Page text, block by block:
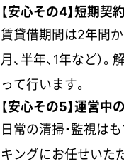
【安心その4】短期契
賃貸借期間は2年間
月、半年、1年など）
って行います。
【安心その5】運営
日常の清掃・監視は
キングにお任せいた